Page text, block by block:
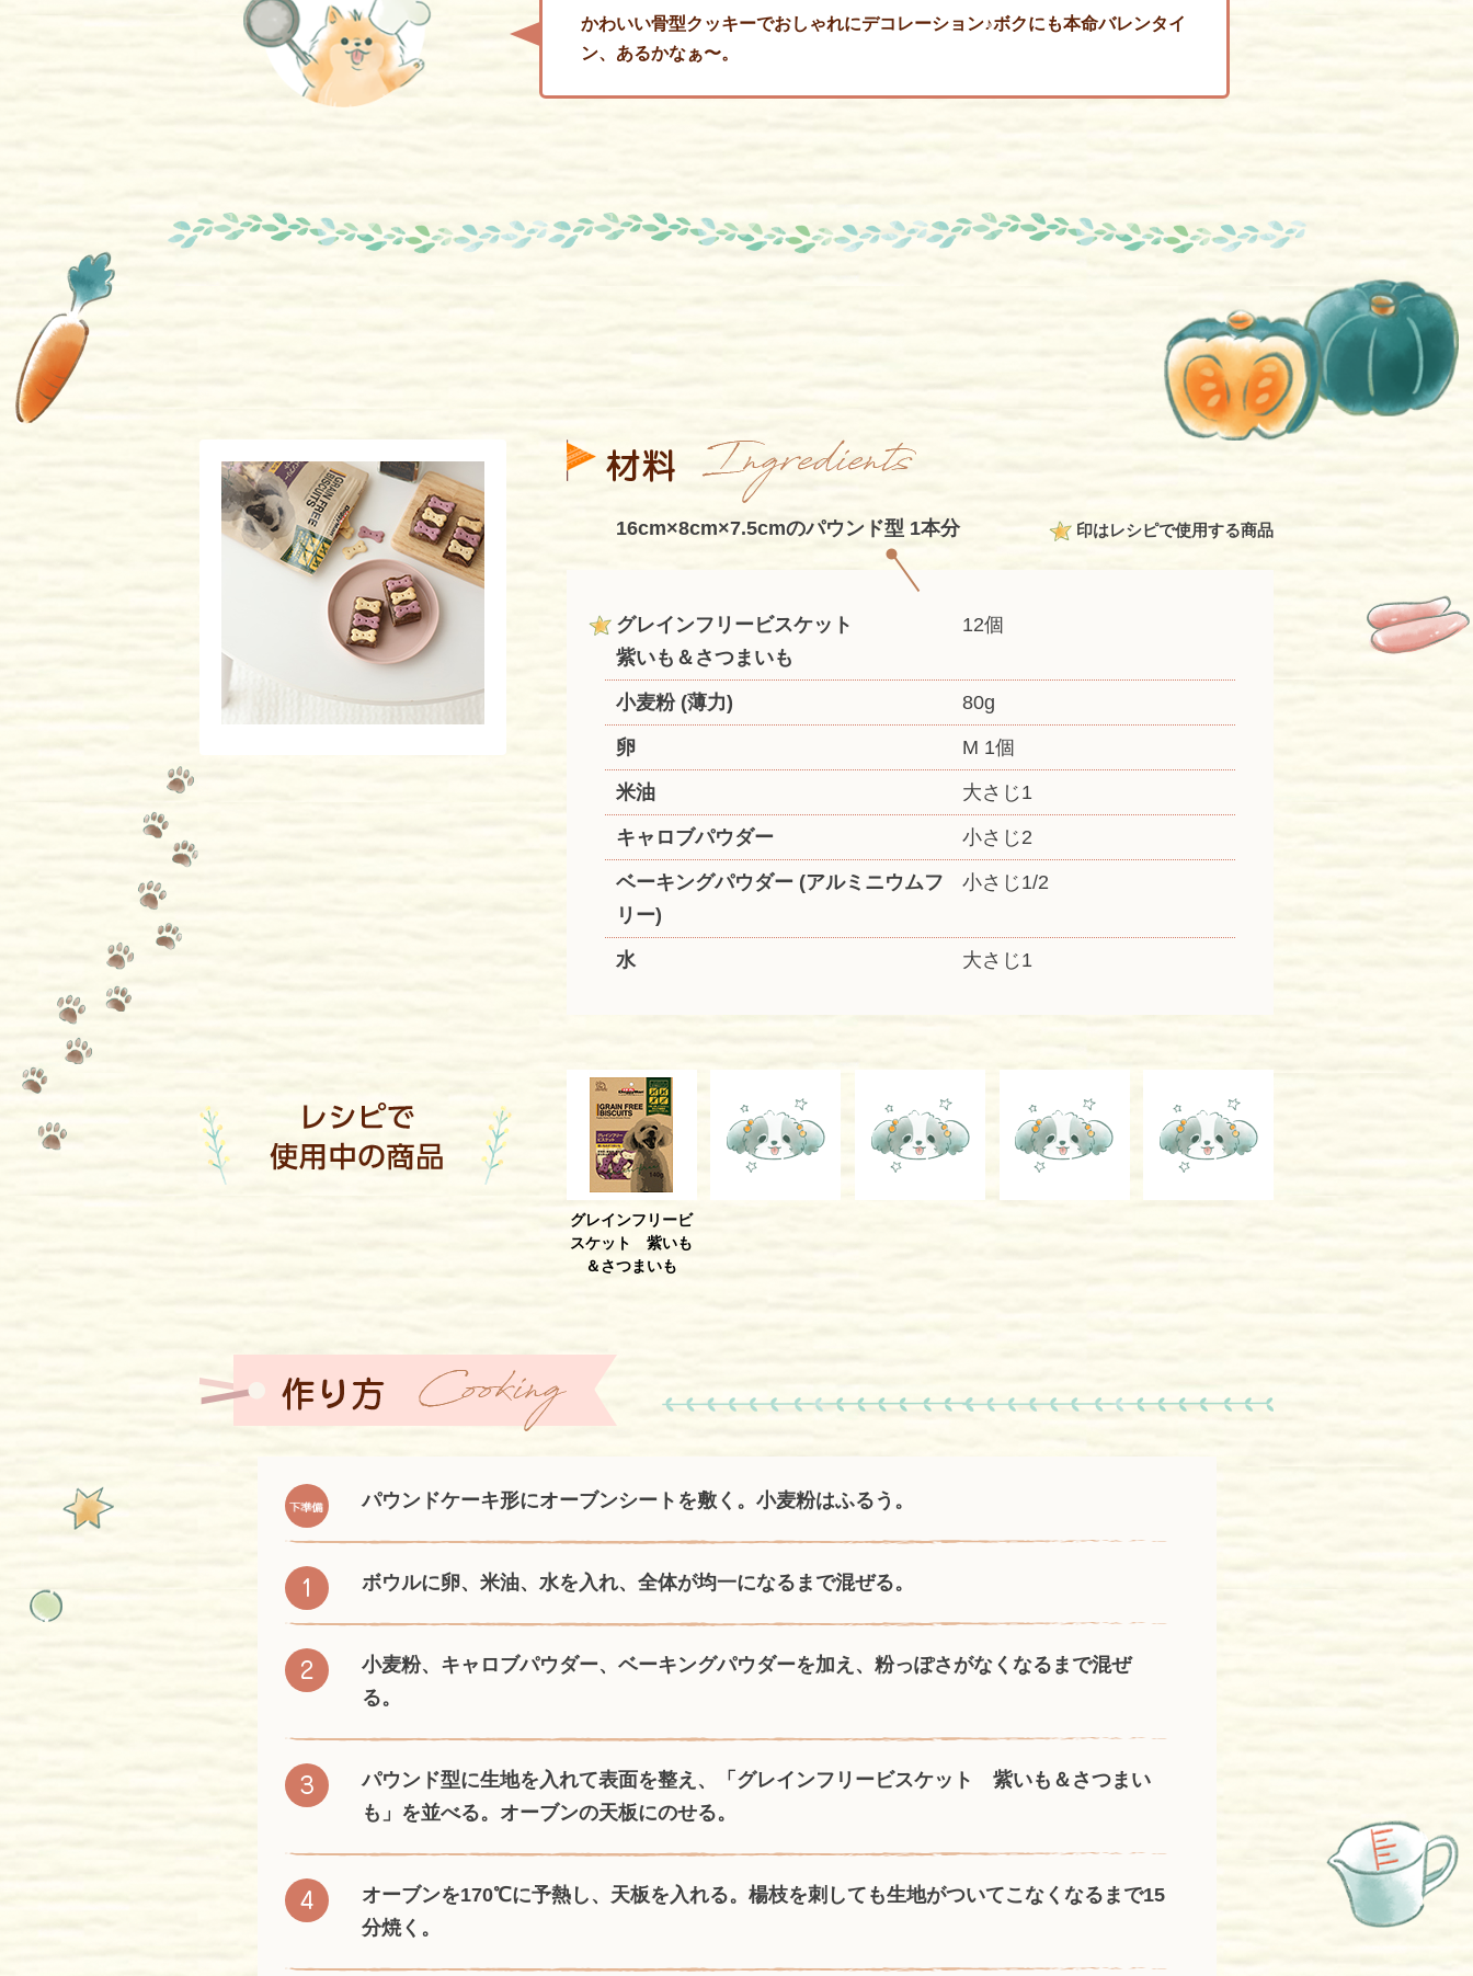
かわいい骨型クッキーでおしゃれにデコレーション♪ボクにも本命バレンタイ
ン、あるかなぁ〜。
16cm×8cm×7.5cmのパウンド型 1本分 印はレシピで使用する商品
グレインフリービスケット
紫いも＆さつまいも
12個
小麦粉 (薄力) 80g
卵 M 1個
米油 大さじ1
キャロブパウダー 小さじ2
ベーキングパウダー (アルミニウムフ
リー)
小さじ1/2
水 大さじ1
グレインフリービ
スケット 紫いも
＆さつまいも
パウンドケーキ形にオーブンシートを敷く。小麦粉はふるう。
ボウルに卵、米油、水を入れ、全体が均一になるまで混ぜる。
小麦粉、キャロブパウダー、ベーキングパウダーを加え、粉っぽさがなくなるまで混ぜ
る。
パウンド型に生地を入れて表面を整え、「グレインフリービスケット 紫いも＆さつまい
も」を並べる。オーブンの天板にのせる。
オーブンを170℃に予熱し、天板を入れる。楊枝を刺しても生地がついてこなくなるまで15
分焼く。